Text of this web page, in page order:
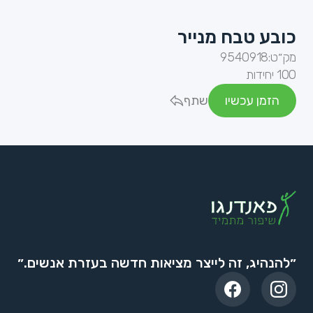
כובע טבח מנייר
מק״ט:9540918
100 יחידות
הזמן עכשיו
שתף
״להנהיג, זה לייצר מציאות חדשה בעזרת אנשים.״